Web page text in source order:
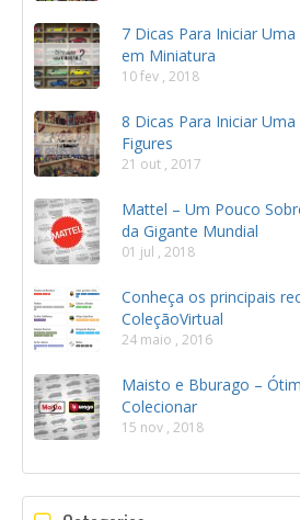
7 Dicas Para Iniciar
em Miniatura
10 fev , 2018
8 Dicas Para Iniciar
Figures
21 out , 2017
Mattel – Um Pouco
da Gigante Mundial
01 jul , 2018
Conheça os principais
ColeçãoVirtual
24 maio , 2016
Maisto e Bburago –
Colecionar
15 nov , 2018